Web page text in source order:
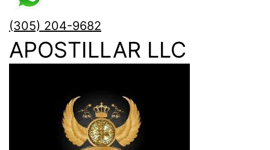
(305) 204-9682
APOSTILLAR LLC